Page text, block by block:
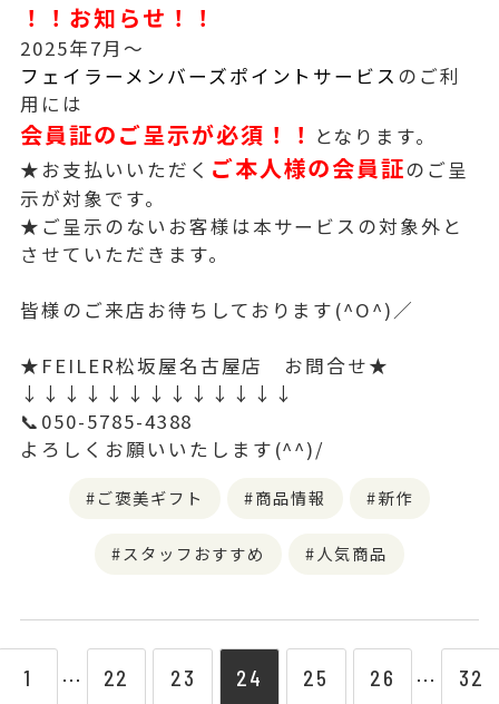
！！お知らせ！！
2025年7月～
フェイラーメンバーズポイントサービス のご利
用には
会員証のご呈示が必須！！ となります。
★お支払いいただく ご本人様の会員証のご呈
示が対象です。
★ご呈示のないお客様は本サービスの対象外と
させていただきます。
皆様のご来店お待ちしております(^O^)／
★FEILER松坂屋名古屋店 お問合せ★
↓↓↓↓↓↓↓↓↓↓↓↓↓
📞050-5785-4388
よろしくお願いいたします(^^)/
ご褒美ギフト 商品情報 新作
スタッフおすすめ 人気商品
1 ⋯ 22 23 24 25 26 ⋯ 32